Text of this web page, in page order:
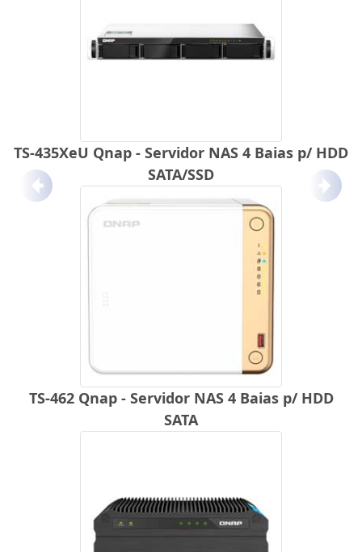
TS-435XeU Qnap - Servidor NAS 4 Baias p/ HDD
SATA/SSD
TS-462 Qnap - Servidor NAS 4 Baias p/ HDD
SATA
Anterior